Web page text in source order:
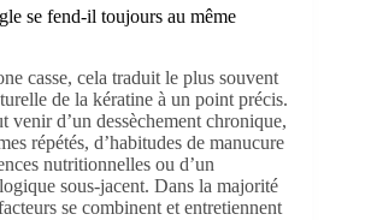
se fend-il toujours au même
casse, cela traduit le plus souvent
de la kératine à un point précis.
venir d’un dessèchement chronique,
répétés, d’habitudes de manucure
nutritionnelles ou d’un
sous-jacent. Dans la majorité
se combinent et entretiennent